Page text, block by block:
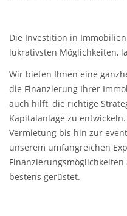
Die Investition in
lukrativsten Möglichkeiten,
Wir bieten Ihnen eine
die Finanzierung Ihrer
auch hilft, die richtige
Kapitalanlage zu
Vermietung bis hin zur
unserem umfangreichen
bestens gerüstet.